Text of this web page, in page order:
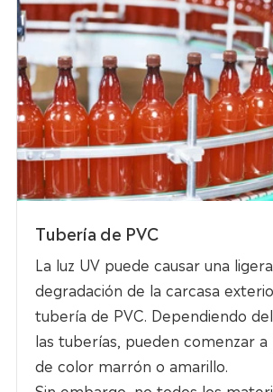
Tubería de PVC
La luz UV puede causar una ligera
degradación de la carcasa
tubería de PVC. Dependiendo
las tuberías, pueden comenzar
de color marrón o amarillo.